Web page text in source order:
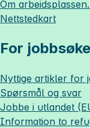
Om
Nettstedkart
For
Nyttige artikler for
Spørsmål og svar
Jobbe i utlandet
Information to